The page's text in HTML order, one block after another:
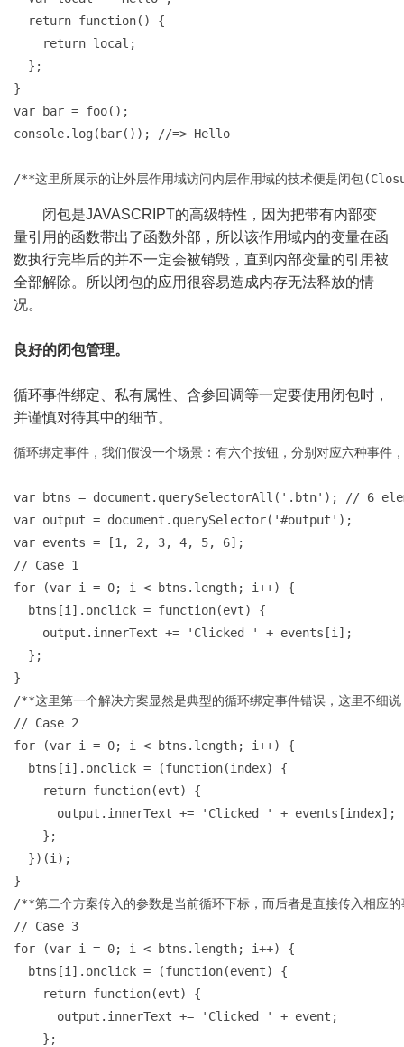
  return function() {
    return local;
  };
}
var bar = foo();
console.log(bar()); //=> Hello
/**这里所展示的让外层作用域访问内层作用域的技术便是闭包
闭包是JAVASCRIPT的高级特性，因为把带有​​内部变
量引用的函数带出了函数外部，所以该作用域内的变量在函
数执行完毕后的并不一定会被销毁，直到内部变量的引用被
全部解除。所以闭包的应用很容易造成内存无法释放的情
况。
良好的闭包管理。
循环事件绑定、私有属性、含参回调等一定要使用闭包时，
并谨慎对待其中的细节。
循环绑定事件，我们假设一个场景：有六个按钮，分别对应六种事件
var btns = document.querySelectorAll('.btn'); // 6
var output = document.querySelector('#output');
var events = [1, 2, 3, 4, 5, 6];
// Case 1
for (var i = 0; i < btns.length; i++) {
  btns[i].onclick = function(evt) {
    output.innerText += 'Clicked ' + events[i];
  };
}
/**这里第一个解决方案显然是典型的循环绑定事件错误，这里不细
// Case 2
for (var i = 0; i < btns.length; i++) {
  btns[i].onclick = (function(index) {
    return function(evt) {
      output.innerText += 'Clicked ' + events[index];
    };
  })(i);
}
/**第二个方案传入的参数是当前循环下标，而后者是直接传入相应
// Case 3
for (var i = 0; i < btns.length; i++) {
  btns[i].onclick = (function(event) {
    return function(evt) {
      output.innerText += 'Clicked ' + event;
    };